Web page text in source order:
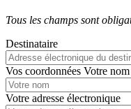
Tous les champs sont
Destinataire
Vos coordonnées Votre nom
Votre adresse électronique